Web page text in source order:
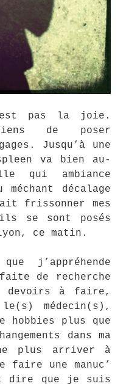
pas la joie.
de poser
Jusqu’à une
va bien au-
qui ambiance
décalage
frissonner mes
ils se sont posés
ce matin.
j’appréhende
de recherche
devoirs à faire,
médecin(s),
hobbies plus que
dans ma
plus arriver à
faire une manuc’
dire que je suis